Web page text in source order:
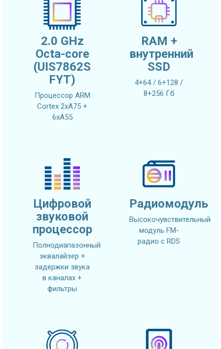
2.0 GHz
Octa-core
(UIS7862S
FYT)
Процессор ARM
Cortex 2xA75 +
6xA55
RAM +
внутренний
SSD
4+64 / 6+128 /
8+256 Гб
Цифровой
звуковой
процессор
Полнодиапазонный
эквалайзер +
задержки звука
в каналах +
фильтры
Радиомодуль
Высокочувствительный
модуль FM-
радио с RDS